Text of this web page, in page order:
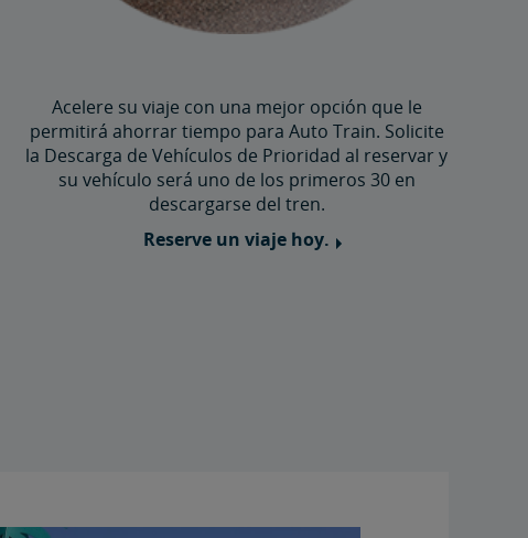
Acelere su viaje con una mejor opción que le
permitirá ahorrar tiempo para Auto Train. Solicite
la Descarga de Vehículos de Prioridad al reservar y
su vehículo será uno de los primeros 30 en
descargarse del tren.
Reserve un viaje hoy.